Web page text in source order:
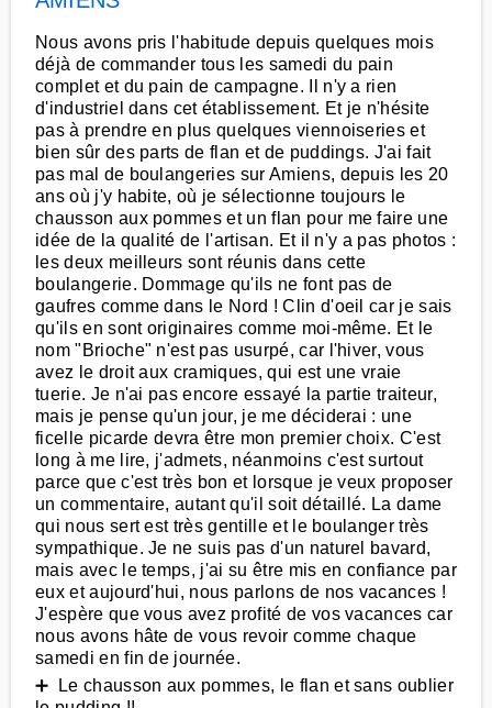
Nous avons pris l'habitude depuis quelques mois
déjà de commander tous les samedi du pain
complet et du pain de campagne. Il n'y a rien
d'industriel dans cet établissement. Et je n'hésite
pas à prendre en plus quelques viennoiseries et
bien sûr des parts de flan et de puddings. J'ai fait
pas mal de boulangeries sur Amiens, depuis les 20
ans où j'y habite, où je sélectionne toujours le
chausson aux pommes et un flan pour me faire une
idée de la qualité de l'artisan. Et il n'y a pas photos :
les deux meilleurs sont réunis dans cette
boulangerie. Dommage qu'ils ne font pas de
gaufres comme dans le Nord ! Clin d'oeil car je sais
qu'ils en sont originaires comme moi-même. Et le
nom "Brioche" n'est pas usurpé, car l'hiver, vous
avez le droit aux cramiques, qui est une vraie
tuerie. Je n'ai pas encore essayé la partie traiteur,
mais je pense qu'un jour, je me déciderai : une
ficelle picarde devra être mon premier choix. C'est
long à me lire, j'admets, néanmoins c'est surtout
parce que c'est très bon et lorsque je veux proposer
un commentaire, autant qu'il soit détaillé. La dame
qui nous sert est très gentille et le boulanger très
sympathique. Je ne suis pas d'un naturel bavard,
mais avec le temps, j'ai su être mis en confiance par
eux et aujourd'hui, nous parlons de nos vacances !
J'espère que vous avez profité de vos vacances car
nous avons hâte de vous revoir comme chaque
samedi en fin de journée.
➕ Le chausson aux pommes, le flan et sans oublier